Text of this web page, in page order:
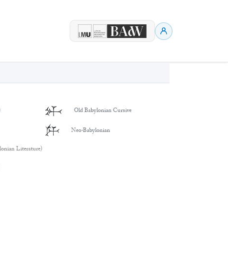
𒉄 Old Babylonian Cursive
𒉄 Neo-Babylonian
Literature)